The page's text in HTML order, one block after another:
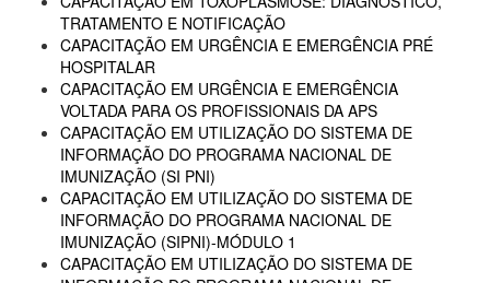
TRATAMENTO E NOTIFICAÇÃO
CAPACITAÇÃO EM URGÊNCIA E EMERGÊNCIA PRÉ
HOSPITALAR
CAPACITAÇÃO EM URGÊNCIA E EMERGÊNCIA
VOLTADA PARA OS PROFISSIONAIS DA APS
CAPACITAÇÃO EM UTILIZAÇÃO DO SISTEMA DE
INFORMAÇÃO DO PROGRAMA NACIONAL DE
IMUNIZAÇÃO (SI PNI)
CAPACITAÇÃO EM UTILIZAÇÃO DO SISTEMA DE
INFORMAÇÃO DO PROGRAMA NACIONAL DE
IMUNIZAÇÃO (SIPNI)-MÓDULO 1
CAPACITAÇÃO EM UTILIZAÇÃO DO SISTEMA DE